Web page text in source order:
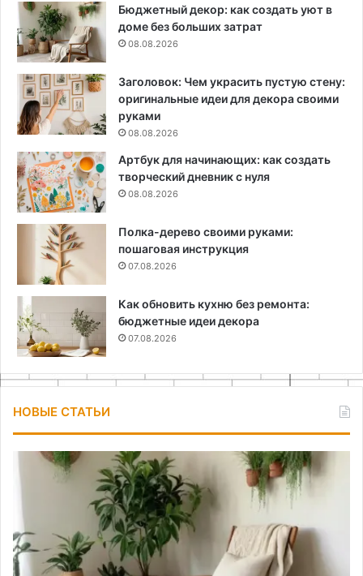
Бюджетный декор: как создать уют в
доме без больших затрат
08.08.2026
Заголовок: Чем украсить пустую стену:
оригинальные идеи для декора своими
руками
08.08.2026
Артбук для начинающих: как создать
творческий дневник с нуля
08.08.2026
Полка-дерево своими руками:
пошаговая инструкция
07.08.2026
Как обновить кухню без ремонта:
бюджетные идеи декора
07.08.2026
НОВЫЕ СТАТЬИ